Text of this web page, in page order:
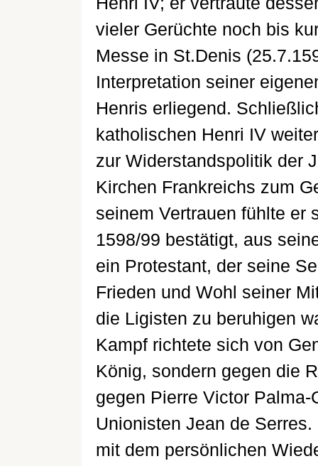
vieler Gerüchte noch bis
Messe in St.Denis
Interpretation seiner
Henris erliegend.
katholischen Henri IV
zur Widerstandspolitik der
Kirchen Frankreichs zum
seinem Vertrauen fühlte er
1598/99 bestätigt, aus
ein Protestant, der seine
Frieden und Wohl seiner
die Ligisten zu beruhigen
Kampf richtete sich von
König, sondern gegen die
gegen Pierre Victor
Unionisten Jean de
mit dem persönlichen